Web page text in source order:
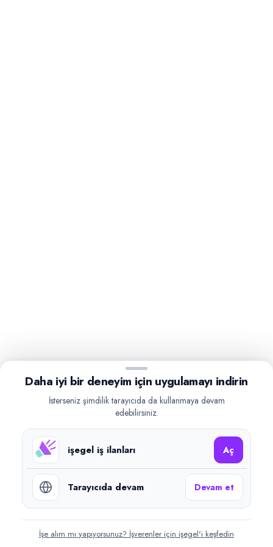
Daha iyi bir deneyim için uygulamayı indirin
İsterseniz şimdilik tarayıcıda da kullanmaya devam
edebilirsiniz.
işegel iş ilanları Aç
Tarayıcıda devam Devam et
İşe alım mı yapıyorsunuz? İşverenler için işegel'i keşfedin